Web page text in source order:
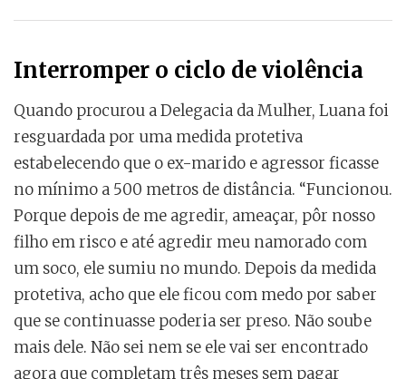
Interromper o ciclo de violência
Quando procurou a Delegacia da Mulher, Luana foi
resguardada por uma medida protetiva
estabelecendo que o ex-marido e agressor ficasse
no mínimo a 500 metros de distância. “Funcionou.
Porque depois de me agredir, ameaçar, pôr nosso
filho em risco e até agredir meu namorado com
um soco, ele sumiu no mundo. Depois da medida
protetiva, acho que ele ficou com medo por saber
que se continuasse poderia ser preso. Não soube
mais dele. Não sei nem se ele vai ser encontrado
agora que completam três meses sem pagar